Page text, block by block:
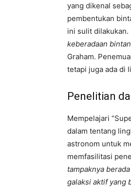
yang dikenal
pembentukan
ini sulit dilakukan.
keberadaan
Graham.
tetapi juga ada di
Penelitian
Mempelajari
dalam tentang
astronom untuk
memfasilitasi
tampaknya
galaksi aktif yang